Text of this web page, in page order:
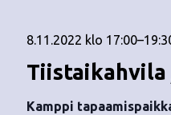
Tiistaikahvila
8.11.2022 klo 17:00–
Kamppi